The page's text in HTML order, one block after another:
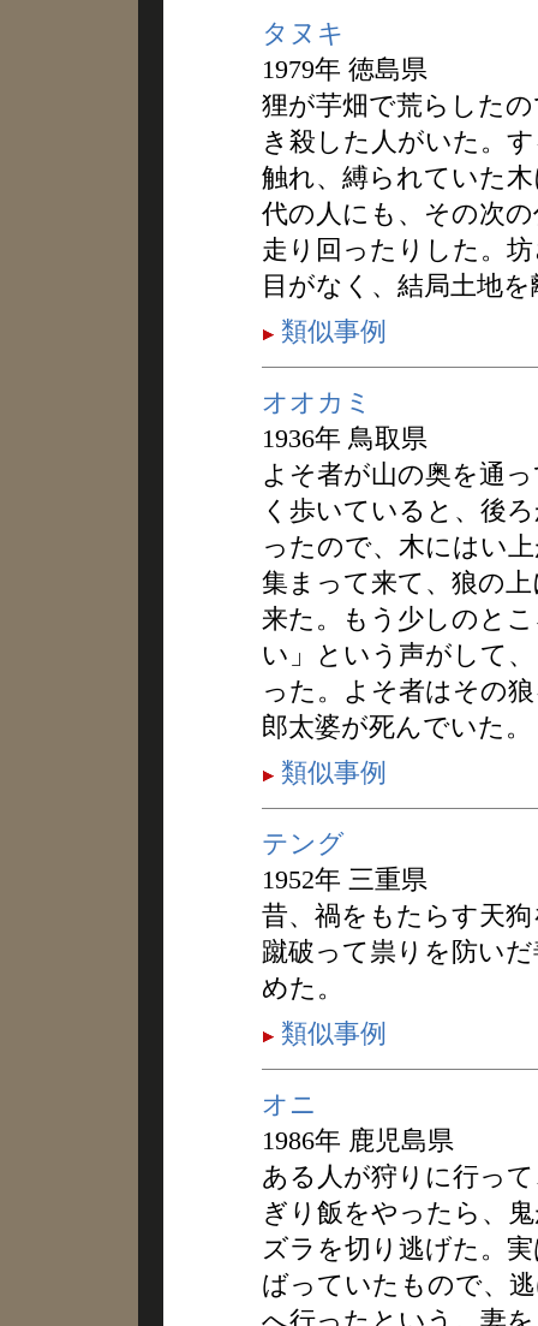
タヌキ
1979年 徳島県
狸が芋畑で荒らした
き殺した人がいた。
触れ、縛られていた
代の人にも、その次
走り回ったりした。
目がなく、結局土地
類似事例
オオカミ
1936年 鳥取県
よそ者が山の奥を通
く歩いていると、後
ったので、木にはい
集まって来て、狼の
来た。もう少しのと
い」という声がして
った。よそ者はその
郎太婆が死んでいた。
類似事例
テング
1952年 三重県
昔、禍をもたらす天
蹴破って祟りを防い
めた。
類似事例
オニ
1986年 鹿児島県
ある人が狩りに行っ
ぎり飯をやったら、
ズラを切り逃げた。
ばっていたもので、